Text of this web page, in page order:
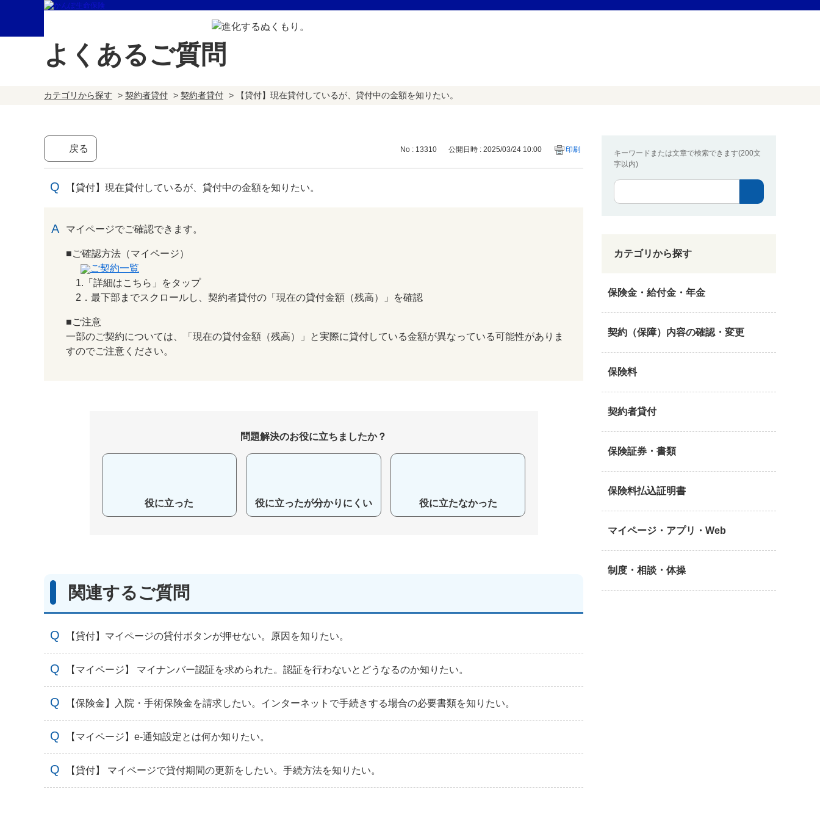
よくあるご質問
カテゴリから探す > 契約者貸付 > 契約者貸付 > 【貸付】現在貸付しているが、貸付中の金額を知りたい。
キーワードまたは文章で検索できます(200文
字以内)
カテゴリから探す
保険金・給付金・年金
契約（保障）内容の確認・変更
保険料
契約者貸付
保険証券・書類
保険料払込証明書
マイページ・アプリ・Web
制度・相談・体操
戻る No : 13310 公開日時 : 2025/03/24 10:00 印刷
【貸付】現在貸付しているが、貸付中の金額を知りたい。
マイページでご確認できます。
■ご確認方法（マイページ）
ご契約一覧
1.「詳細はこちら」をタップ
2．最下部までスクロールし、契約者貸付の「現在の貸付金額（残高）」を確認
■ご注意
一部のご契約については、「現在の貸付金額（残高）」と実際に貸付している金額が異なっている可能性がありま
すのでご注意ください。
問題解決のお役に立ちましたか？
役に立った 役に立ったが分かりにくい 役に立たなかった
関連するご質問
【貸付】マイページの貸付ボタンが押せない。原因を知りたい。
【マイページ】 マイナンバー認証を求められた。認証を行わないとどうなるのか知りたい。
【保険金】入院・手術保険金を請求したい。インターネットで手続きする場合の必要書類を知りたい。
【マイページ】e-通知設定とは何か知りたい。
【貸付】 マイページで貸付期間の更新をしたい。手続方法を知りたい。